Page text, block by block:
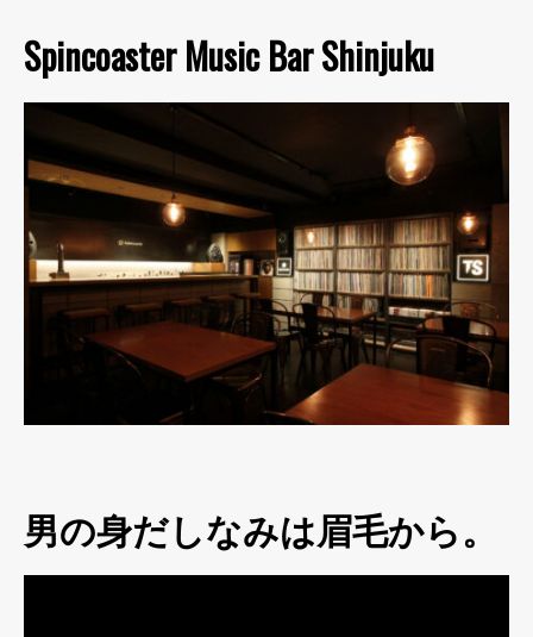
Spincoaster Music Bar Shinjuku
男の身だしなみは眉毛から。